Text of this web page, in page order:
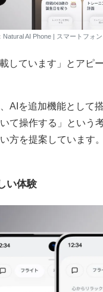
Natural AI Phone | スマートフォ
しています」とアピ
AIを追加機能として
て操作する」という
方を提案しています。
い体験